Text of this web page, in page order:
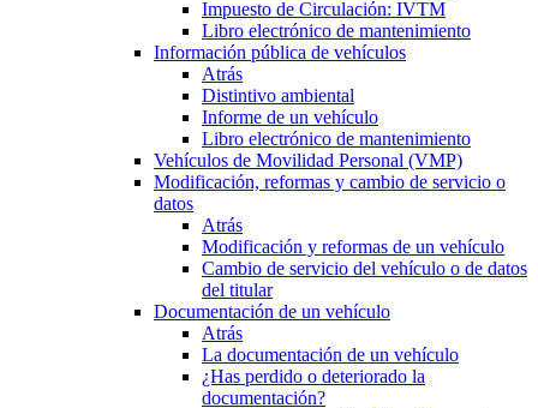
Impuesto de Circulación: IVTM
Libro electrónico de mantenimiento
Información pública de vehículos
Atrás
Distintivo ambiental
Informe de un vehículo
Libro electrónico de mantenimiento
Vehículos de Movilidad Personal (VMP)
Modificación, reformas y cambio de servicio o
datos
Atrás
Modificación y reformas de un vehículo
Cambio de servicio del vehículo o de datos
del titular
Documentación de un vehículo
Atrás
La documentación de un vehículo
¿Has perdido o deteriorado la
documentación?